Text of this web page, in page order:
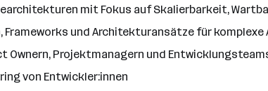
mit Fokus auf Skalierbarkeit,
Frameworks und Architekturansätze für komplexe
Ownern, Projektmanagern und
von Entwickler:innen